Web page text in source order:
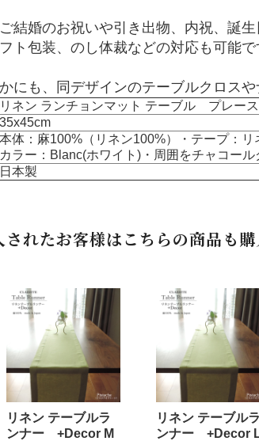
結婚のお祝いや引き出物、内祝、誕生
ト包装、のし体裁などの対応も可能で
にも、同デザインのテーブルクロス
リネン ランチョンマット テーブル プレー
35x45cm
本体：麻100%（リネン100%）・テープ：リ
カラー：Blanc(ホワイト)・周囲をチャコー
日本製
れたお客様はこちらの商品も購
リネン テーブルラ
ンナー +Decor M
リネン テーブルラ
ンナー +Decor